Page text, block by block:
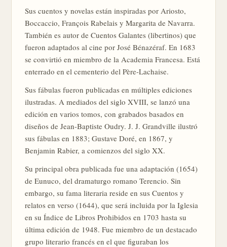
Sus cuentos y novelas están inspiradas por Ariosto,
Boccaccio, François Rabelais y Margarita de Navarra.
También es autor de Cuentos Galantes (libertinos) que
fueron adaptados al cine por José Bénazéraf. En 1683
se convirtió en miembro de la Academia Francesa. Está
enterrado en el cementerio del Père-Lachaise.
Sus fábulas fueron publicadas en múltiples ediciones
ilustradas. A mediados del siglo XVIII, se lanzó una
edición en varios tomos, con grabados basados en
diseños de Jean-Baptiste Oudry. J. J. Grandville ilustró
sus fábulas en 1883; Gustave Doré, en 1867, y
Benjamin Rabier, a comienzos del siglo XX.
Su principal obra publicada fue una adaptación (1654)
de Eunuco, del dramaturgo romano Terencio. Sin
embargo, su fama literaria reside en sus Cuentos y
relatos en verso (1644), que será incluida por la Iglesia
en su Índice de Libros Prohibidos en 1703 hasta su
última edición de 1948. Fue miembro de un destacado
grupo literario francés en el que figuraban los